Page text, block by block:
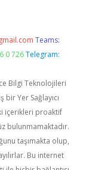
Teams:
0 726 Telegram:
Bilgi Teknolojileri
Yer Sağlayıcı
içerikleri proaktif
bulunmamaktadır.
taşımakta olup,
Bu internet